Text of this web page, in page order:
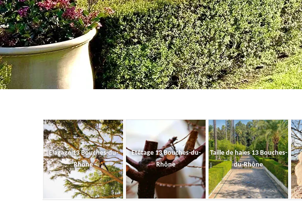
Elagage 13 Bouches-du-
Rhône
Etêtage 13 Bouches-du-
Rhône
Taille de haies 13 Bouches-
du-Rhône